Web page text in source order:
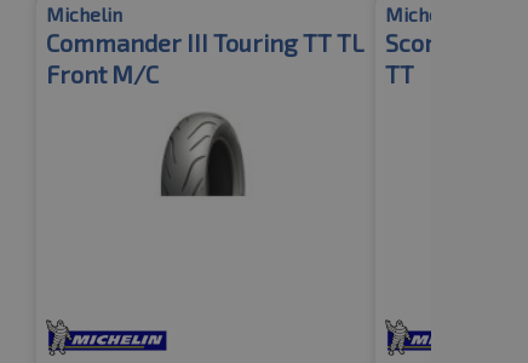
Michelin
Commander III Touring TT TL
Front M/C
Michelin
Scorcher 31
TT